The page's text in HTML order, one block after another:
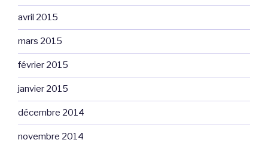
avril 2015
mars 2015
février 2015
janvier 2015
décembre 2014
novembre 2014